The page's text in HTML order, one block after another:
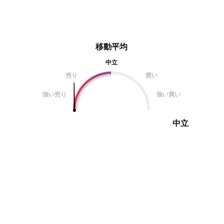
移動平均
中立
売り
買い
強い売り 強い買い
中立